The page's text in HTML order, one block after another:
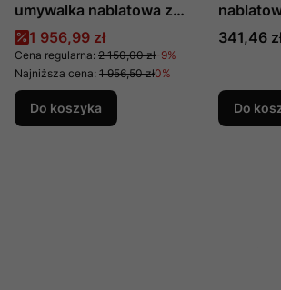
umywalka nablatowa z
szarego marmuru
KELUD KUN-001SZ
Cena promocyjna
1 956,99 zł
Cena regularna: 2 150,00 zł-9%
Najniższa cena: 1 956,50 zł0%
Do koszyka
kolor:
Cena
341,46
Do